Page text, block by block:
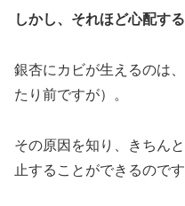
しかし、それほど心配す
銀杏にカビが生えるのは
たり前ですが）。
その原因を知り、きちん
止することができるのです